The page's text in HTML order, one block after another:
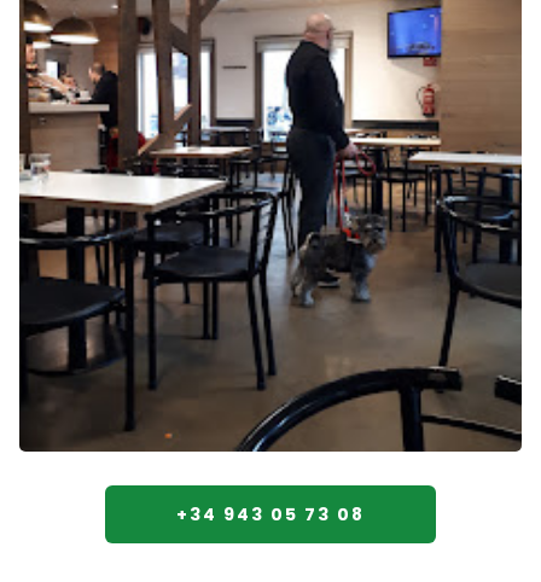
+34 943 05 73 08